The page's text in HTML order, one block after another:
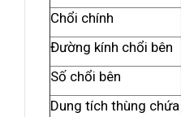
Chổi chính
Đường kính chổi bên
Số chổi bên
Dung tích thùng chứa